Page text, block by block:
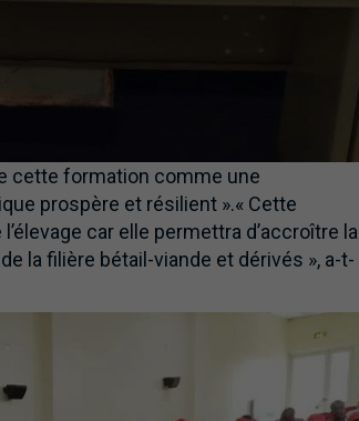
cette formation comme une
prospère et résilient ».« Cette
car elle permettra d’accroître la
la filière bétail-viande et dérivés », a-t-